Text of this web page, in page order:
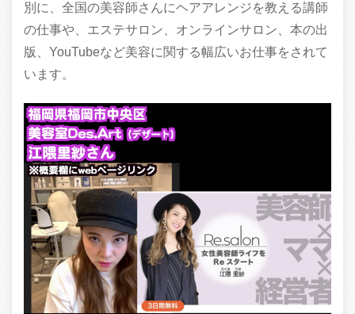
別に、全国の美容師さんにヘアアレンジを教える講師
の仕事や、エステサロン、オンラインサロン、本の出
版、YouTubeなど美容に関する幅広いお仕事をされて
います。